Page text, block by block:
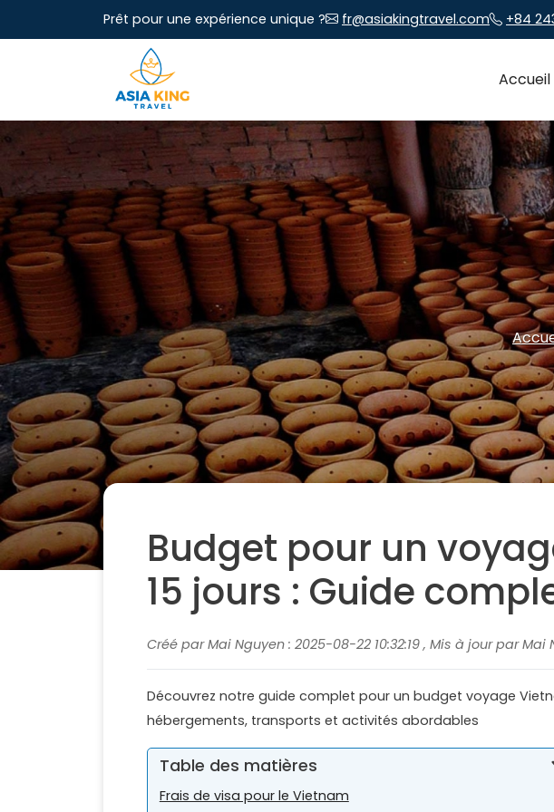
Prêt pour une expérience unique ? fr@asiakingtravel.com +84
Accueil
Budget pour un
15 jours : Guide
Créé par Mai Nguyen : 2025-08-22 10:32:19 , Mis à jour par
Découvrez notre guide complet pour un budget voyage
hébergements, transports et activités abordables
Table des matières
Frais de visa pour le Vietnam